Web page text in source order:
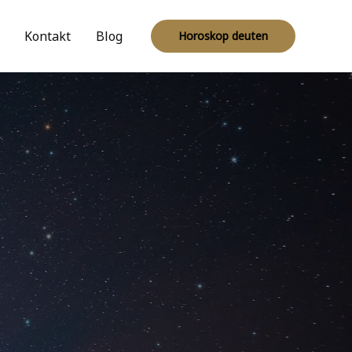
Kontakt Blog Horoskop deuten